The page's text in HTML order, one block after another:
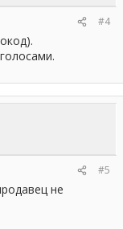
#4
#5
не